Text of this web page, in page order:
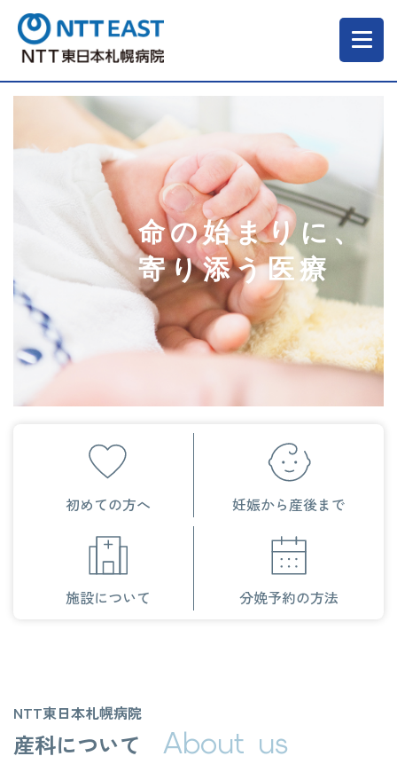
当院について
ご来院される方へ
診療科・部門
医療・介護関係の方
採用情報
交通アクセス お問い合わせ
命の始まりに、
寄り添う医療
初めての方へ 妊娠から産後まで
施設について 分娩予約の方法
NTT東日本札幌病院
産科について About us